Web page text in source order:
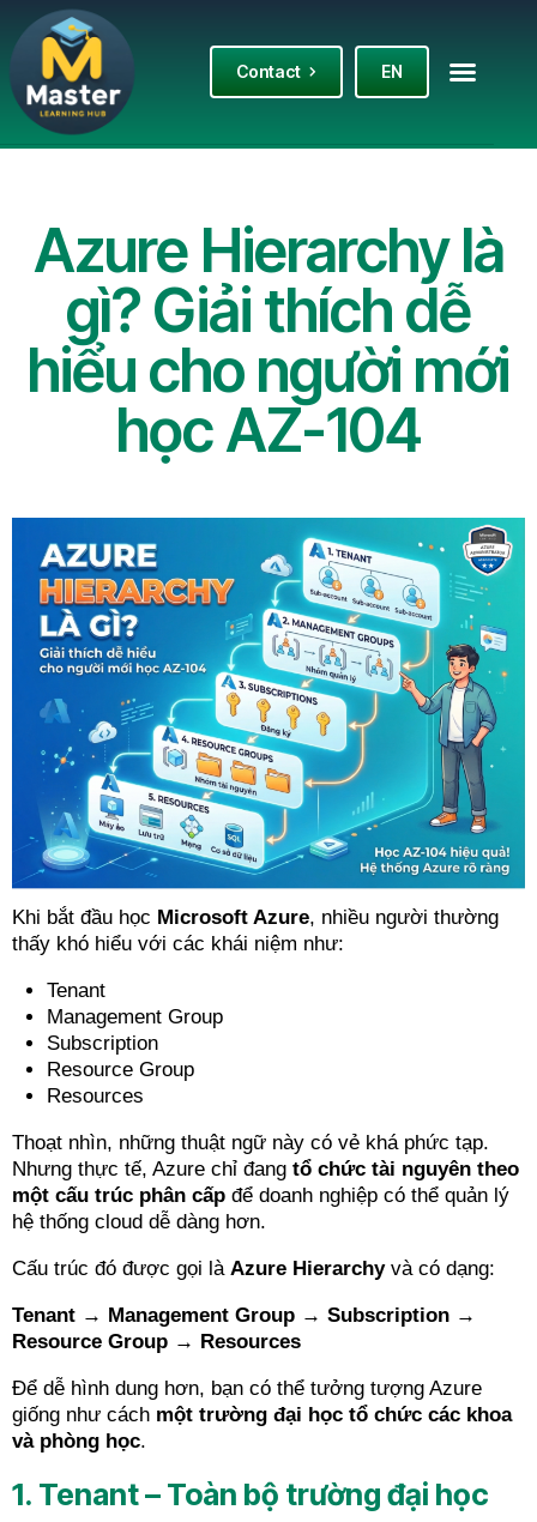
Contact EN
Azure Hierarchy là
gì? Giải thích dễ
hiểu cho người mới
học AZ-104
Khi bắt đầu học Microsoft Azure, nhiều người thường
thấy khó hiểu với các khái niệm như:
Tenant
Management Group
Subscription
Resource Group
Resources
Thoạt nhìn, những thuật ngữ này có vẻ khá phức tạp.
Nhưng thực tế, Azure chỉ đang tổ chức tài nguyên theo
một cấu trúc phân cấp để doanh nghiệp có thể quản lý
hệ thống cloud dễ dàng hơn.
Cấu trúc đó được gọi là Azure Hierarchyvà có dạng:
Tenant → Management Group → Subscription →
Resource Group → Resources
Để dễ hình dung hơn, bạn có thể tưởng tượng Azure
giống như cách một trường đại học tổ chức các khoa
và phòng học.
1. Tenant – Toàn bộ trường đại học